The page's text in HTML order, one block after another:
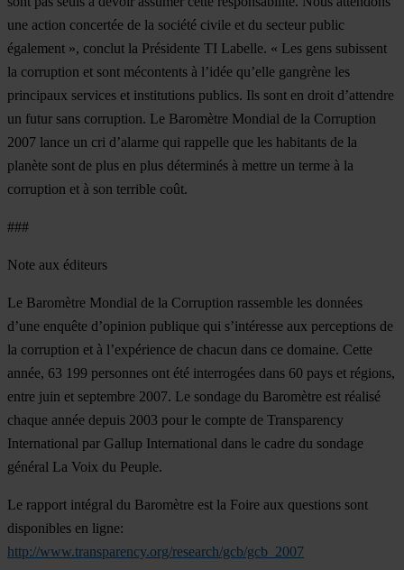
une action concertée de la société civile et du secteur public
également », conclut la Présidente TI Labelle. « Les gens subissent
la corruption et sont mécontents à l’idée qu’elle gangrène les
principaux services et institutions publics. Ils sont en droit d’attendre
un futur sans corruption. Le Baromètre Mondial de la Corruption
2007 lance un cri d’alarme qui rappelle que les habitants de la
planète sont de plus en plus déterminés à mettre un terme à la
corruption et à son terrible coût.
###
Note aux éditeurs
Le Baromètre Mondial de la Corruption rassemble les données
d’une enquête d’opinion publique qui s’intéresse aux perceptions de
la corruption et à l’expérience de chacun dans ce domaine. Cette
année, 63 199 personnes ont été interrogées dans 60 pays et régions,
entre juin et septembre 2007. Le sondage du Baromètre est réalisé
chaque année depuis 2003 pour le compte de Transparency
International par Gallup International dans le cadre du sondage
général La Voix du Peuple.
Le rapport intégral du Baromètre est la Foire aux questions sont
disponibles en ligne:
http://www.transparency.org/research/gcb/gcb_2007